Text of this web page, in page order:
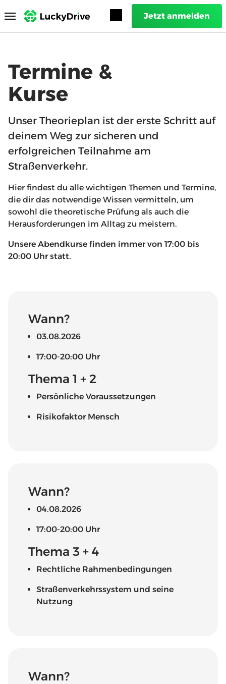
Toggle
Jetzt anmelden
Termine &
Kurse
Unser Theorieplan ist der erste Schritt auf
deinem Weg zur sicheren und
erfolgreichen Teilnahme am
Straßenverkehr.
Hier findest du alle wichtigen Themen und Termine,
die dir das notwendige Wissen vermitteln, um
sowohl die theoretische Prüfung als auch die
Herausforderungen im Alltag zu meistern.
Unsere Abendkurse finden immer von 17:00 bis
20:00 Uhr statt.
Wann?
03.08.2026
17:00-20:00 Uhr
Thema 1 + 2
Persönliche Voraussetzungen
Risikofaktor Mensch
Wann?
04.08.2026
17:00-20:00 Uhr
Thema 3 + 4
Rechtliche Rahmenbedingungen
Straßenverkehrssystem und seine
Nutzung
Wann?